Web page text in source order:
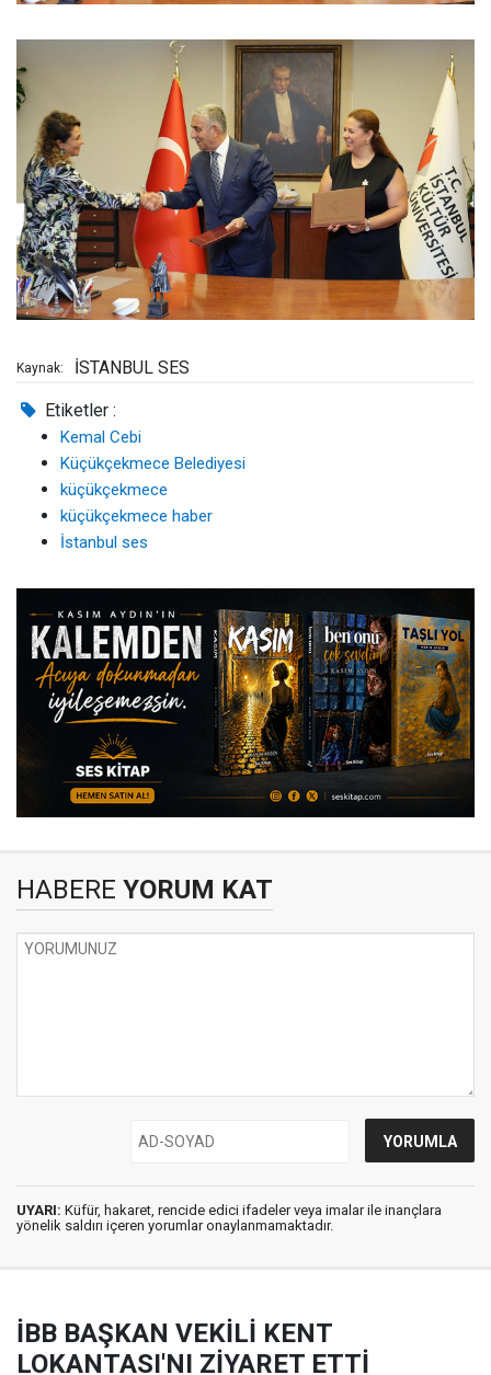
Kaynak: İSTANBUL SES
Etiketler :
Kemal Cebi
Küçükçekmece Belediyesi
küçükçekmece
küçükçekmece haber
İstanbul ses
HABERE YORUM KAT
UYARI: Küfür, hakaret, rencide edici ifadeler veya imalar ile inançlara
yönelik saldırı içeren yorumlar onaylanmamaktadır.
İBB BAŞKAN VEKİLİ KENT
LOKANTASI'NI ZİYARET ETTİ